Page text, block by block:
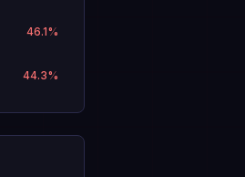
46.1%
44.3%